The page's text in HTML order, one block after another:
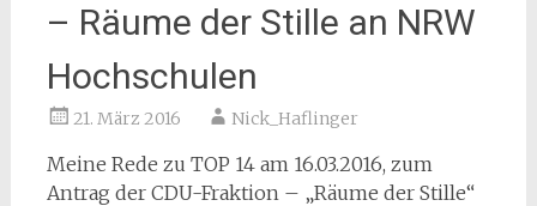
– Räume der Stille an NRW
Hochschulen
21. März 2016 Nick_Haflinger
Meine Rede zu TOP 14 am 16.03.2016, zum
Antrag der CDU-Fraktion – „Räume der Stille“